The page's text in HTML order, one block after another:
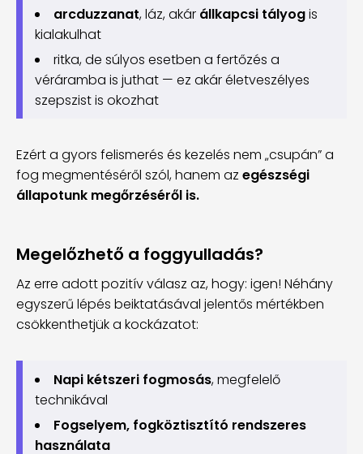
arcduzzanat, láz, akár állkapcsi tályogis
kialakulhat
ritka, de súlyos esetben a fertőzés a
véráramba is juthat — ez akár életveszélyes
szepszist is okozhat
Ezért a gyors felismerés és kezelés nem „csupán” a
fog megmentéséről szól, hanem az egészségi
állapotunk megőrzéséről is.
Megelőzhető a foggyulladás?
Az erre adott pozitív válasz az, hogy: igen! Néhány
egyszerű lépés beiktatásával jelentős mértékben
csökkenthetjük a kockázatot:
Napi kétszeri fogmosás, megfelelő
technikával
Fogselyem, fogköztisztító rendszeres
használata